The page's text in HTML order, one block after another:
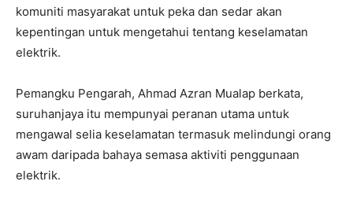
komuniti masyarakat untuk peka dan sedar akan
kepentingan untuk mengetahui tentang keselamatan
elektrik.
Pemangku Pengarah, Ahmad Azran Mualap berkata,
suruhanjaya itu mempunyai peranan utama untuk
mengawal selia keselamatan termasuk melindungi orang
awam daripada bahaya semasa aktiviti penggunaan
elektrik.